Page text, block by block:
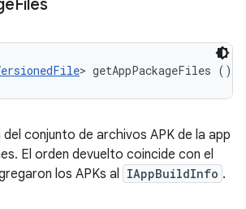
Files
> getAppPackageFiles ()
conjunto de archivos APK de la app
El orden devuelto coincide con el
los APKs al IAppBuildInfo .